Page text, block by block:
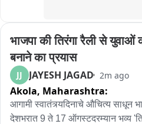
भाजपा की तिरंगा रैली से युवाओं
बनाने का प्रयास
JJ JAYESH JAGAD 2m ago
Akola, Maharashtra:
आगामी स्वातंत्र्यदिनाचे औचित्य साधून
देशभरात 9 ते 17 ऑगस्टदरम्यान भव्य